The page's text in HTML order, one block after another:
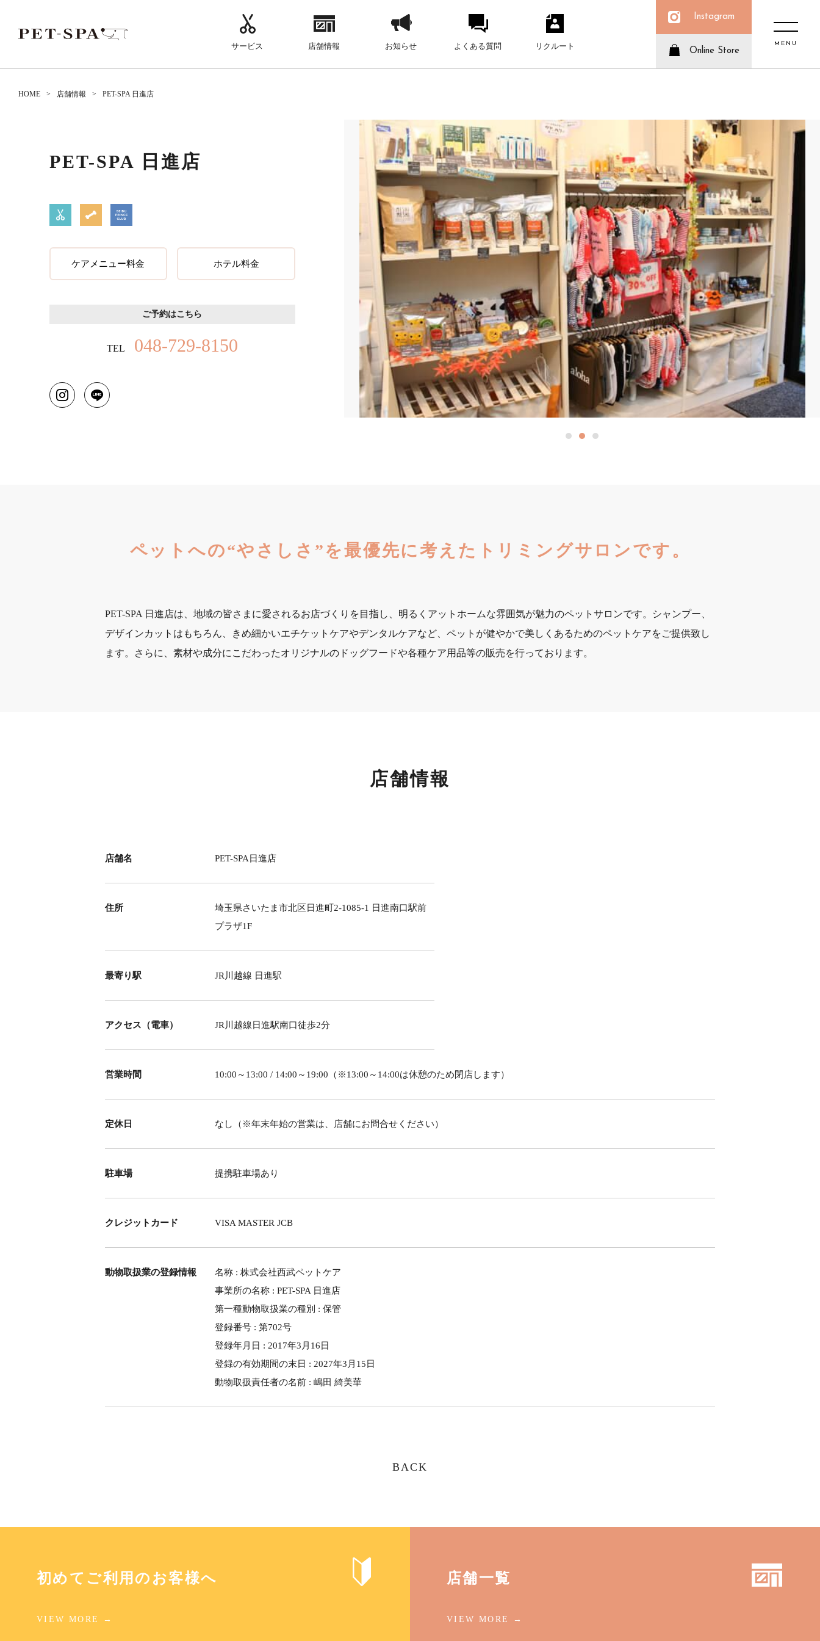
サービス 店舗情報 お知らせ よくある質問 リクルート
Instagram
Online Store
MENU
HOME 店舗情報 PET-SPA 日進店
PET-SPA 日進店
ケアメニュー料金 ホテル料金
ご予約はこちら
048-729-8150
ペットへの“やさしさ”を最優先に考えたトリミングサロンです。
PET-SPA 日進店は、地域の皆さまに愛されるお店づくりを目指し、明るくアットホームな雰囲気が魅力のペットサロンです。シャンプー、
デザインカットはもちろん、きめ細かいエチケットケアやデンタルケアなど、ペットが健やかで美しくあるためのペットケアをご提供致し
ます。さらに、素材や成分にこだわったオリジナルのドッグフードや各種ケア用品等の販売を行っております。
店舗情報
店舗名 PET-SPA日進店
住所
埼玉県さいたま市北区日進町2-1085-1 日進南口駅前
プラザ1F
最寄り駅 JR川越線 日進駅
アクセス（電車） JR川越線日進駅南口徒歩2分
営業時間 10:00～13:00 / 14:00～19:00（※13:00～14:00は休憩のため閉店します）
定休日 なし（※年末年始の営業は、店舗にお問合せください）
駐車場 提携駐車場あり
クレジットカード VISA MASTER JCB
動物取扱業の登録情報
名称 : 株式会社西武ペットケア
事業所の名称 : PET-SPA 日進店
第一種動物取扱業の種別 : 保管
登録番号 : 第702号
登録年月日 : 2017年3月16日
登録の有効期間の末日 : 2027年3月15日
動物取扱責任者の名前 : 嶋田 綺美華
BACK
初めてご利用のお客様へ 店舗一覧